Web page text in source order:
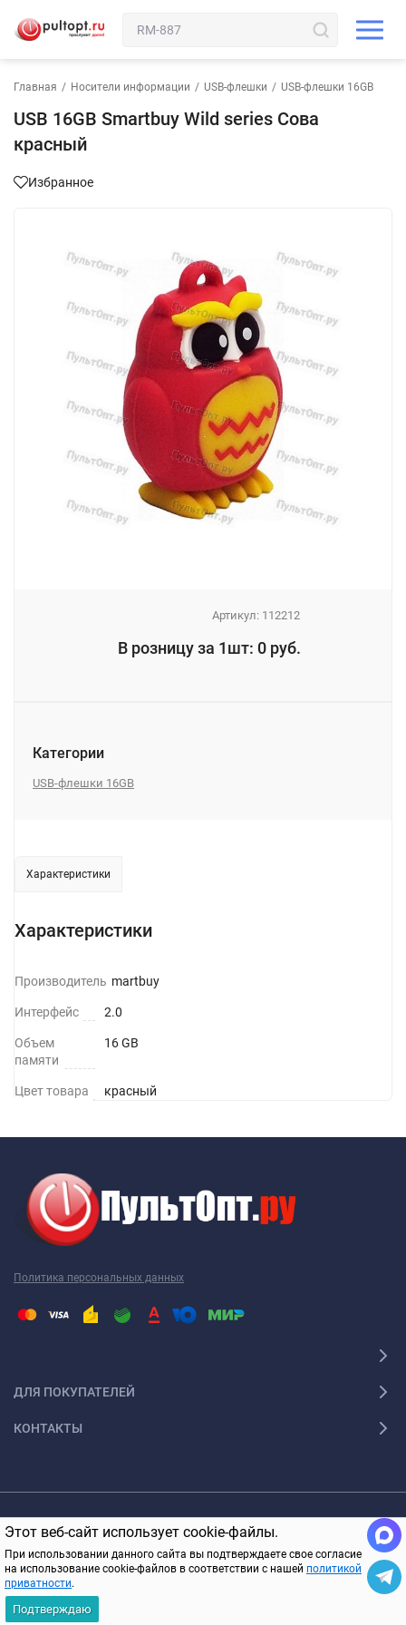
Этот веб-сайт использует cookie-файлы.
При использовании данного сайта вы подтверждаете свое согласие
на использование cookie-файлов в соответствии с нашей политикой
приватности.
Подтверждаю
Главная / Носители информации / USB-флешки / USB-флешки 16GB
USB 16GB Smartbuy Wild series Сова
красный
Избранное
Артикул: 112212
В розницу за 1шт: 0 руб.
В КОРЗИНУ
Категории
USB-флешки 16GB
Характеристики
Характеристики
ПроизводительSmartbuy
Интерфейс 2.0
Объем
памяти
16 GB
Цвет товара красный
Политика персональных данных
ДЛЯ ПОКУПАТЕЛЕЙ
КОНТАКТЫ
© 2005-2026 ПультОпт.ру Все права защищены
Главная